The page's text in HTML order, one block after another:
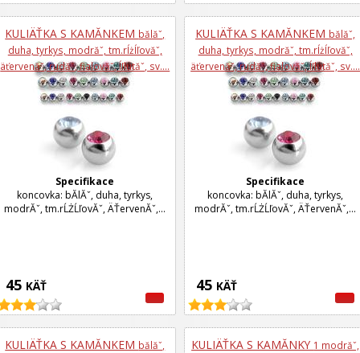
KULIÄŤKA S KAMĂ­NKEM bă­lăˇ,
duha, tyrkys, modrăˇ, tm.rĺżĺľovăˇ,
äťervenăˇ, rudăˇ, fialovăˇ, ĺľlutăˇ, sv....
45 KÄŤ
Specifikace
koncovka: bĂ­lĂˇ, duha, tyrkys,
modrĂˇ, tm.rĹŻĹľovĂˇ, ÄŤervenĂˇ,...
KULIÄŤKA S KAMĂ­NKEM bă­lăˇ,
duha, tyrkys, modrăˇ, tm.rĺżĺľovăˇ,
äťervenăˇ, rudăˇ, fialovăˇ, ĺľlutăˇ, sv....
45 KÄŤ
Specifikace
koncovka: bĂ­lĂˇ, duha, tyrkys,
modrĂˇ, tm.rĹŻĹľovĂˇ, ÄŤervenĂˇ,...
KULIÄŤKA S KAMĂ­NKEM bă­lăˇ,
KULIÄŤKA S KAMĂ­NKY 1 modrăˇ,